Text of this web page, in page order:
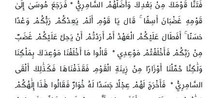
فَتَنَّا قَوْمَكَ مِنْ بَعْدِكَ وَأَضَلَّهُمُ السَّامِرِيُّ * فَرَجَعَ مُوسَىٰ إِلَىٰ
قَوْمِهِ غَضْبَانَ أَسِفًا ۚ قَالَ يَا قَوْمِ أَلَمْ يَعِدْكُمْ رَبُّكُمْ وَعْدًا
حَسَنًا ۚ أَفَطَالَ عَلَيْكُمُ الْعَهْدُ أَمْ أَرَدْتُمْ أَنْ يَحِلَّ عَلَيْكُمْ غَضَبٌ
مِنْ رَبِّكُمْ فَأَخْلَفْتُمْ مَوْعِدِي * قَالُوا مَا أَخْلَفْنَا مَوْعِدَكَ بِمَلْكِنَا
وَلَٰكِنَّا حُمِّلْنَا أَوْزَارًا مِنْ زِينَةِ الْقَوْمِ فَقَذَفْنَاهَا فَكَذَٰلِكَ أَلْقَى
السَّامِرِيُّ * فَأَخْرَجَ لَهُمْ عِجْلًا جَسَدًا لَهُ خُوَارٌ فَقَالُوا هَٰذَا إِلَٰهُكُمْ